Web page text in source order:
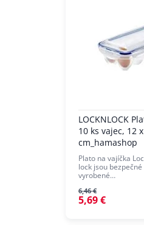
LOCKNLOCK
10 ks vajec, 12
cm_hamashop
Plato na vajíčka
lock jsou
vyrobené…
6,46 €
5,69 €